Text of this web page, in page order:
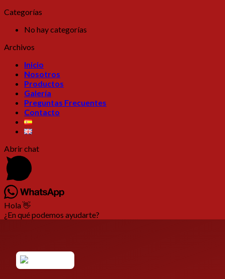
Categorías
No hay categorías
Archivos
Inicio
Nosotros
Productos
Galería
Preguntas Frecuentes
Contacto
Abrir chat
Hola 👋
¿En qué podemos ayudarte?